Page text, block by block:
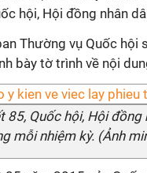
hội, Hội đồng nhân
Thường vụ Quốc hội
bày tờ trình về nội
85, Quốc hội, Hội
mỗi nhiệm kỳ. (Ảnh